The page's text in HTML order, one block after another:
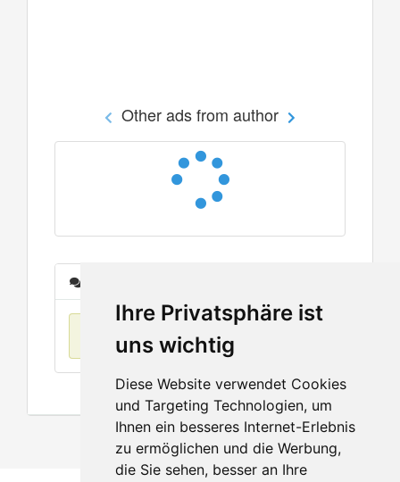
Ihre Privatsphäre ist
uns wichtig
Diese Website verwendet Cookies
und Targeting Technologien, um
Ihnen ein besseres Internet-Erlebnis
zu ermöglichen und die Werbung,
die Sie sehen, besser an Ihre
Other ads from author
No items found